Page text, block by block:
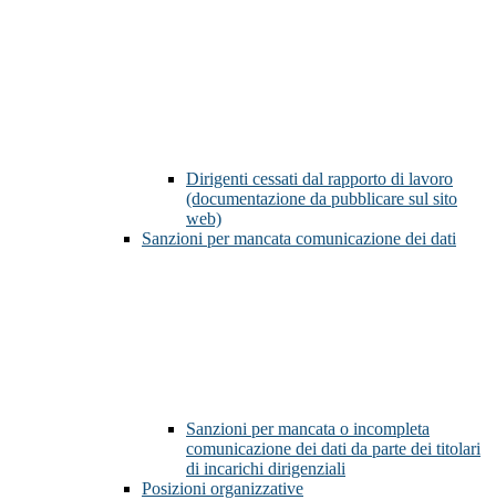
Dirigenti cessati dal rapporto di lavoro
(documentazione da pubblicare sul sito
web)
Sanzioni per mancata comunicazione dei dati
Sanzioni per mancata o incompleta
comunicazione dei dati da parte dei titolari
di incarichi dirigenziali
Posizioni organizzative